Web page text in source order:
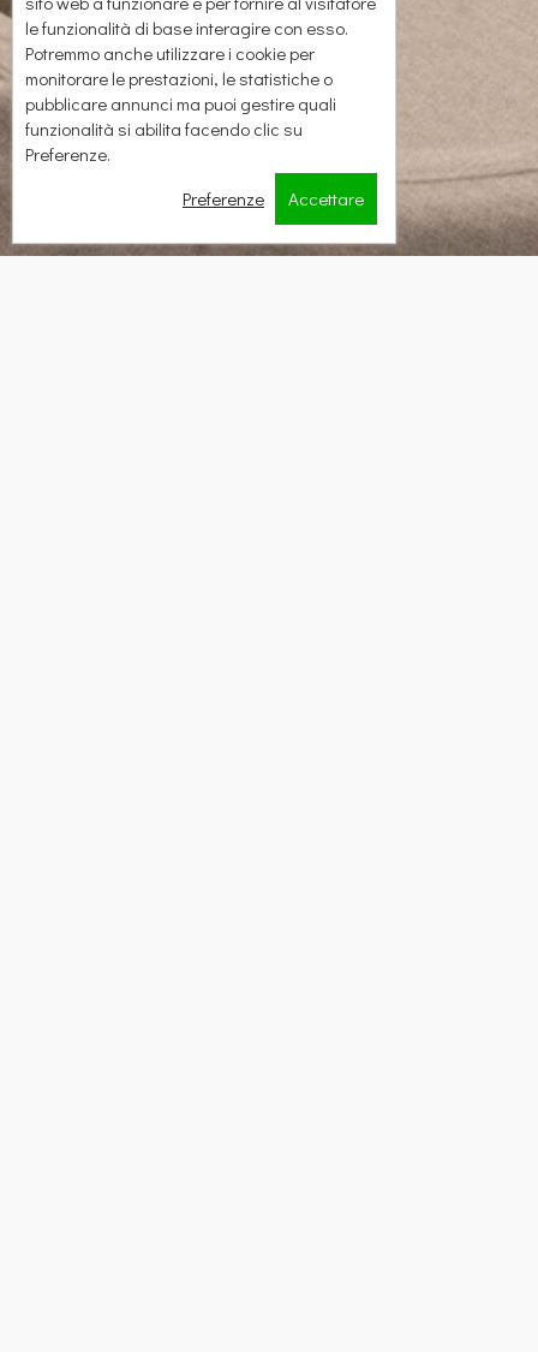
le funzionalità di base interagire con esso.
Potremmo anche utilizzare i cookie per
monitorare le prestazioni, le statistiche o
pubblicare annunci ma puoi gestire quali
funzionalità si abilita facendo clic su
Preferenze.
Preferenze
Accettare